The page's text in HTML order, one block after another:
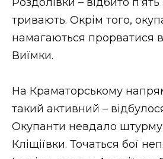
тривають. Окрім того,
намагаються прорватися
Виїмки.
На Краматорському
такий активний –
Окупанти невдало
Кліщіївки. Точаться бої